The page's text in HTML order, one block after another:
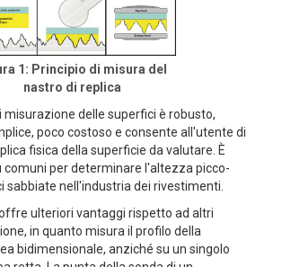
1: Principio di misura del
nastro di replica
delle superfici è robusto,
poco costoso e consente all'utente di
fisica della superficie da valutare. È
comuni per determinare l'altezza picco-
sabbiate nell'industria dei rivestimenti.
offre ulteriori vantaggi rispetto ad altri
in quanto misura il profilo della
bidimensionale, anziché su un singolo